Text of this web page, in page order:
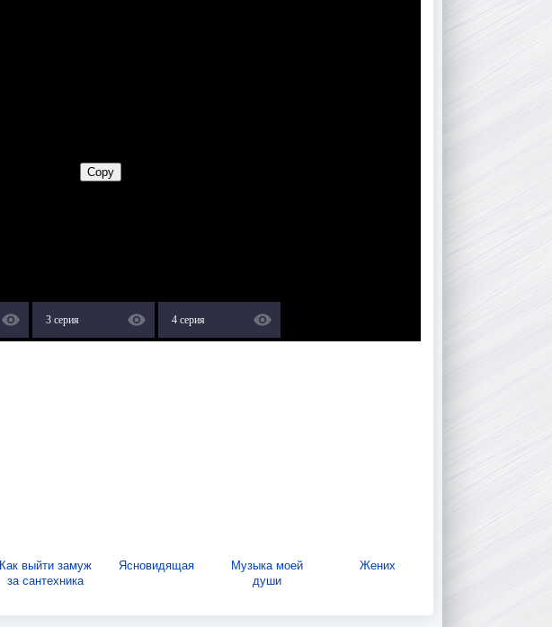
3 серия 4 серия
Как выйти замуж
за сантехника
Ясновидящая
Музыка моей
души
Жених